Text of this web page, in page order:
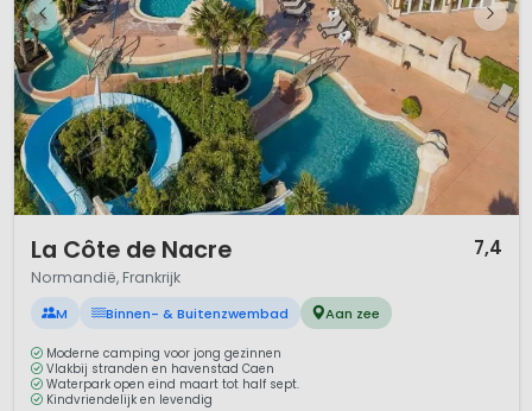
La Côte de Nacre 7,4
Normandië, Frankrijk
M Binnen- & Buitenzwembad Aan zee
Moderne camping voor jong gezinnen
Vlakbij stranden en havenstad Caen
Waterpark open eind maart tot half sept.
Kindvriendelijk en levendig